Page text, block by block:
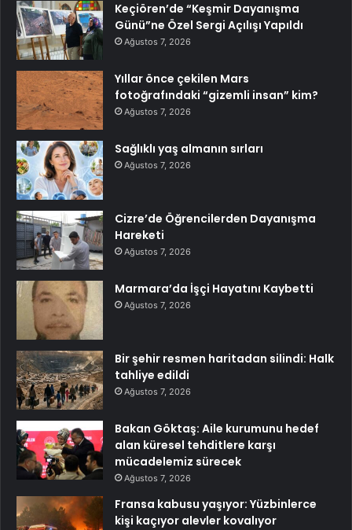
Keçiören’de “Keşmir Dayanışma
Günü”ne Özel Sergi Açılışı Yapıldı
Ağustos 7, 2026
Yıllar önce çekilen Mars
fotoğrafındaki “gizemli insan” kim?
Ağustos 7, 2026
Sağlıklı yaş almanın sırları
Ağustos 7, 2026
Cizre’de Öğrencilerden Dayanışma
Hareketi
Ağustos 7, 2026
Marmara’da İşçi Hayatını Kaybetti
Ağustos 7, 2026
Bir şehir resmen haritadan silindi: Halk
tahliye edildi
Ağustos 7, 2026
Bakan Göktaş: Aile kurumunu hedef
alan küresel tehditlere karşı
mücadelemiz sürecek
Ağustos 7, 2026
Fransa kabusu yaşıyor: Yüzbinlerce
kişi kaçıyor alevler kovalıyor